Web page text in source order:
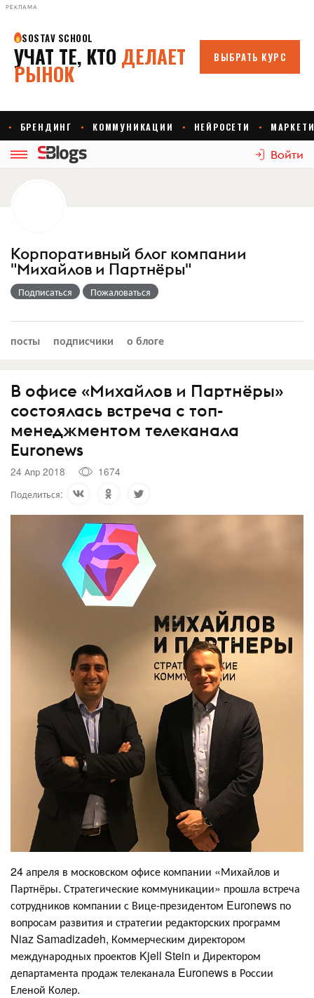
РЕКЛАМА
Войти
Корпоративный блог компании
"Михайлов и Партнёры"
Подписаться Пожаловаться
посты подписчики о блоге
В офисе «Михайлов и Партнёры»
состоялась встреча с топ-
менеджментом телеканала
Euronews
24 Апр 2018
1674
Поделиться:
24 апреля в московском офисе компании «Михайлов и
Партнёры. Стратегические коммуникации» прошла встреча
сотрудников компании с Вице-президентом Euronews по
вопросам развития и стратегии редакторских программ
Niaz Samadizadeh, Коммерческим директором
международных проектов Kjell Stein и Директором
департамента продаж телеканала Euronews в России
Еленой Колер.